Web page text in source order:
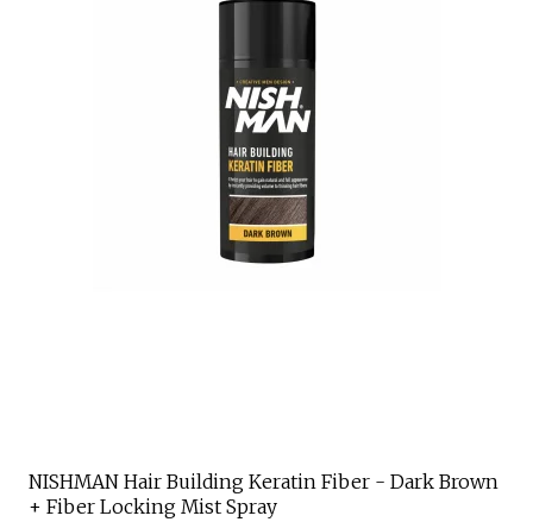
NISHMAN Hair Building Keratin Fiber - Dark Brown
+ Fiber Locking Mist Spray